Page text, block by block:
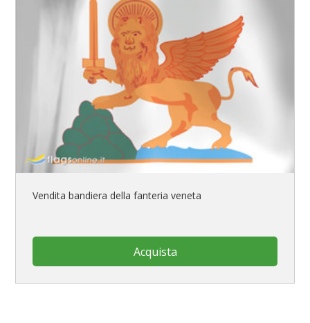
Vendita bandiera della fanteria veneta
Acquista